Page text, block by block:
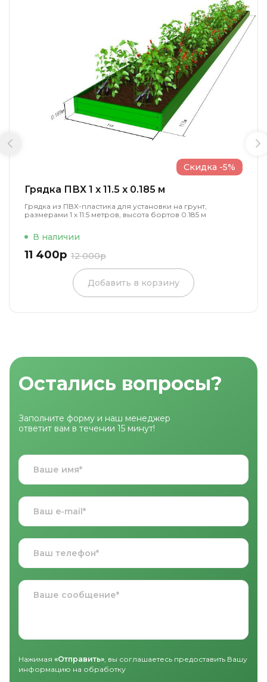
Грядка ПВХ 1 x 11.5 x 0.185 м
Грядка из ПВХ-пластика для установки на грунт,
размерами 1 х 11.5 метров, высота бортов 0.185 м
В наличии
11 400р 12 000р
Скидка -5%
Добавить в корзину
Остались вопросы?
Заполните форму и наш менеджер
ответит вам в течении 15 минут!
Нажимая «Отправить» , вы соглашаетесь предоставить Вашу
информацию на обработку